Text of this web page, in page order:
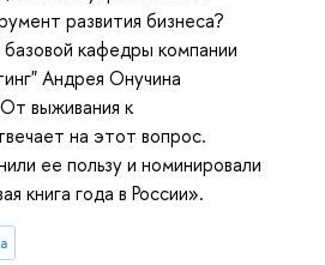
развития бизнеса?
кафедры компании
Андрея Онучина
выживания к
на этот вопрос.
ее пользу и номинировали
книга года в России».